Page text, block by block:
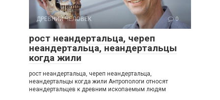
ДРЕВНИЙ ЧЕЛОВЕК 0
рост неандертальца, череп
неандертальца, неандертальцы
когда жили
рост неандертальца, череп неандертальца,
неандертальцы когда жили Антропологи относят
неандертальцев к древним ископаемым людям